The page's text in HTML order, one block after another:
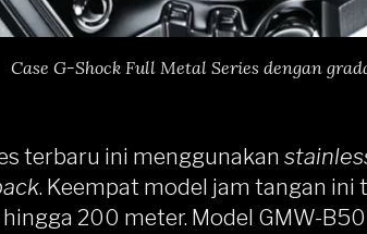
Case G-Shock Full Metal Series dengan
terbaru ini menggunakan
. Keempat model jam tangan ini
200 meter. Model GMW-